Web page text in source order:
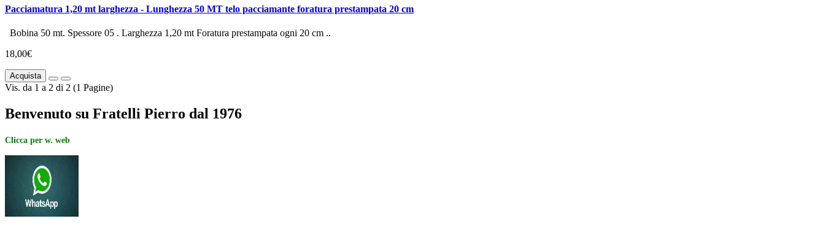
Pacciamatura 1,20 mt larghezza - Lunghezza 50 MT telo pacciamante foratura prestampata 20 cm
Bobina 50 mt. Spessore 05 . Larghezza 1,20 mt Foratura prestampata ogni 20 cm ..
18,00€
Acquista
Vis. da 1 a 2 di 2 (1 Pagine)
Benvenuto su Fratelli Pierro dal 1976
Clicca per w. web